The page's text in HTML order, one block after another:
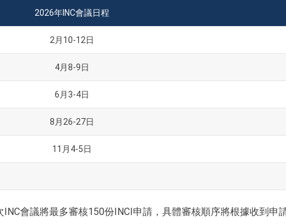
2026年INC會議日程
2月10-12日
4月8-9日
6月3-4日
8月26-27日
11月4-5日
會議將最多審核150份INCI申請，具體審核順序將根據收到申